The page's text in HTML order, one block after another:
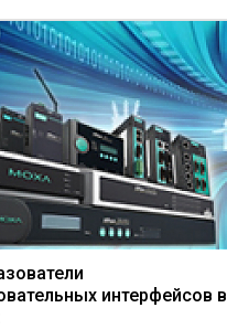
интерфейсов в